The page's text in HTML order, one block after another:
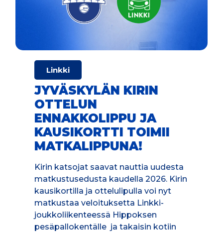
Linkki
JYVÄSKYLÄN KIRIN
OTTELUN
ENNAKKOLIPPU JA
KAUSIKORTTI TOIMII
MATKALIPPUNA!
Kirin katsojat saavat nauttia uudesta
matkustusedusta kaudella 2026. Kirin
kausikortilla ja ottelulipulla voi nyt
matkustaa veloituksetta Linkki-
joukkoliikenteessä Hippoksen
pesäpallokentälle ja takaisin kotiin